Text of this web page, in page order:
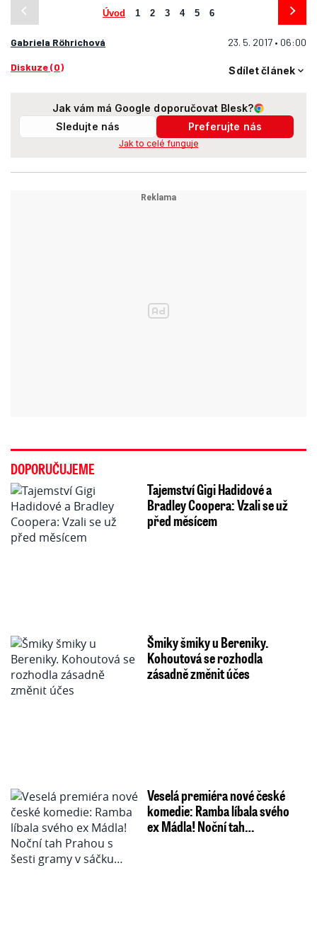
Úvod 1 2 3 4 5 6
Gabriela Röhrichová 23. 5. 2017 • 06:00
Diskuze (0) Sdílet článek
Jak vám má Google doporučovat Blesk?
Sledujte nás
Preferujte nás
Jak to celé funguje
DOPORUČUJEME
Tajemství Gigi Hadidové a
Bradley Coopera: Vzali se už
před měsícem
Šmiky šmiky u Bereniky.
Kohoutová se rozhodla
zásadně změnit účes
Veselá premiéra nové české
komedie: Ramba líbala svého
ex Mádla! Noční tah…